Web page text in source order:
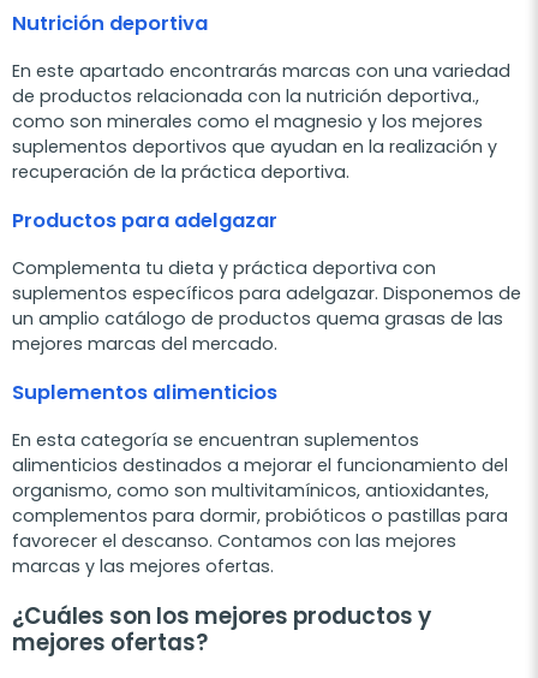
Nutrición deportiva
En este apartado encontrarás marcas con una variedad
de productos relacionada con la nutrición deportiva.,
como son minerales como el magnesio y los mejores
suplementos deportivos que ayudan en la realización y
recuperación de la práctica deportiva.
Productos para adelgazar
Complementa tu dieta y práctica deportiva con
suplementos específicos para adelgazar. Disponemos de
un amplio catálogo de productos quema grasas de las
mejores marcas del mercado.
Suplementos alimenticios
En esta categoría se encuentran suplementos
alimenticios destinados a mejorar el funcionamiento del
organismo, como son multivitamínicos, antioxidantes,
complementos para dormir, probióticos o pastillas para
favorecer el descanso. Contamos con las mejores
marcas y las mejores ofertas.
¿Cuáles son los mejores productos y
mejores ofertas?